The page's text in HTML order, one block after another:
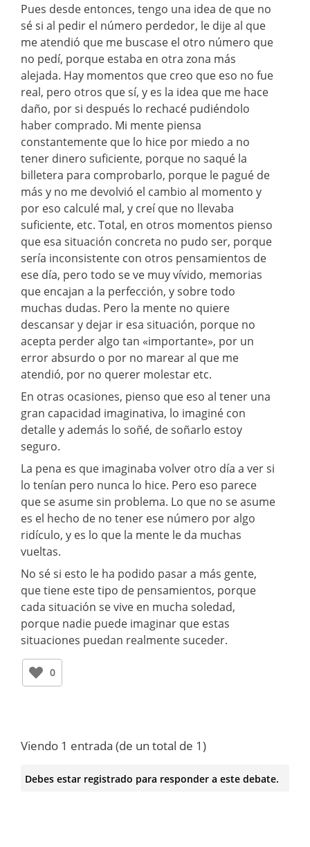
Pues desde entonces, tengo una idea de que no
sé si al pedir el número perdedor, le dije al que
me atendió que me buscase el otro número que
no pedí, porque estaba en otra zona más
alejada. Hay momentos que creo que eso no fue
real, pero otros que sí, y es la idea que me hace
daño, por si después lo rechacé pudiéndolo
haber comprado. Mi mente piensa
constantemente que lo hice por miedo a no
tener dinero suficiente, porque no saqué la
billetera para comprobarlo, porque le pagué de
más y no me devolvió el cambio al momento y
por eso calculé mal, y creí que no llevaba
suficiente, etc. Total, en otros momentos pienso
que esa situación concreta no pudo ser, porque
sería inconsistente con otros pensamientos de
ese día, pero todo se ve muy vívido, memorias
que encajan a la perfección, y sobre todo
muchas dudas. Pero la mente no quiere
descansar y dejar ir esa situación, porque no
acepta perder algo tan «importante», por un
error absurdo o por no marear al que me
atendió, por no querer molestar etc.
En otras ocasiones, pienso que eso al tener una
gran capacidad imaginativa, lo imaginé con
detalle y además lo soñé, de soñarlo estoy
seguro.
La pena es que imaginaba volver otro día a ver si
lo tenían pero nunca lo hice. Pero eso parece
que se asume sin problema. Lo que no se asume
es el hecho de no tener ese número por algo
ridículo, y es lo que la mente le da muchas
vueltas.
No sé si esto le ha podido pasar a más gente,
que tiene este tipo de pensamientos, porque
cada situación se vive en mucha soledad,
porque nadie puede imaginar que estas
situaciones puedan realmente suceder.
0
Viendo 1 entrada (de un total de 1)
Debes estar registrado para responder a este debate.